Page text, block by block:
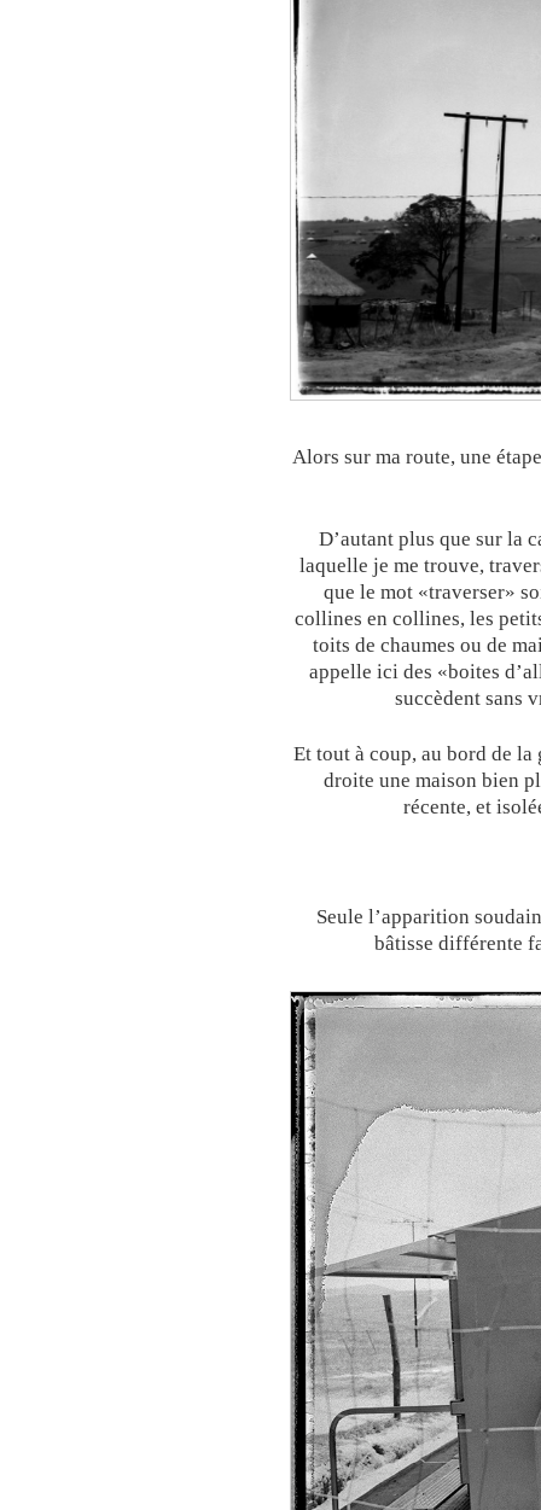
Alors sur ma route, une
D’autant plus que sur la
laquelle je me trouve,
que le mot «traverser»
collines en collines, les
toits de chaumes ou de
appelle ici des «boites
succèdent sans
Et tout à coup, au bord de
droite une maison bien
récente, et
Seule l’apparition
bâtisse différente